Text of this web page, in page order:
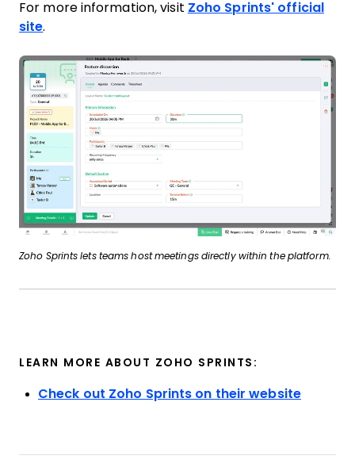
Zoho Sprints lets teams host meetings directly within the platform.
For more information, visit Zoho Sprints' official
site.
LEARN MORE ABOUT ZOHO SPRINTS:
Check out Zoho Sprints on their website